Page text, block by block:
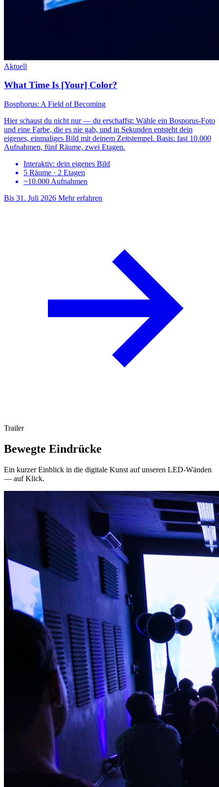
Aktuell
What Time Is [Your] Color?
Bosphorus: A Field of Becoming
Hier schaust du nicht nur — du erschaffst: Wähle ein Bosporus-Foto
und eine Farbe, die es nie gab, und in Sekunden entsteht dein
eigenes, einmaliges Bild mit deinem Zeitstempel. Basis: fast 10.000
Aufnahmen, fünf Räume, zwei Etagen.
Interaktiv: dein eigenes Bild
5 Räume · 2 Etagen
~10.000 Aufnahmen
Bis 31. Juli 2026 Mehr erfahren
Trailer
Bewegte Eindrücke
Ein kurzer Einblick in die digitale Kunst auf unseren LED-Wänden
— auf Klick.